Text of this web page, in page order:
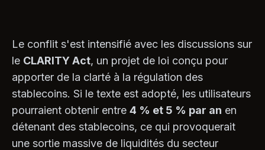
Le conflit s'est intensifié avec les discussions sur
le CLARITY Act, un projet de loi conçu pour
apporter de la clarté à la régulation des
stablecoins. Si le texte est adopté, les utilisateurs
pourraient obtenir entre 4 % et 5 % par an en
détenant des stablecoins, ce qui provoquerait
une sortie massive de liquidités du secteur